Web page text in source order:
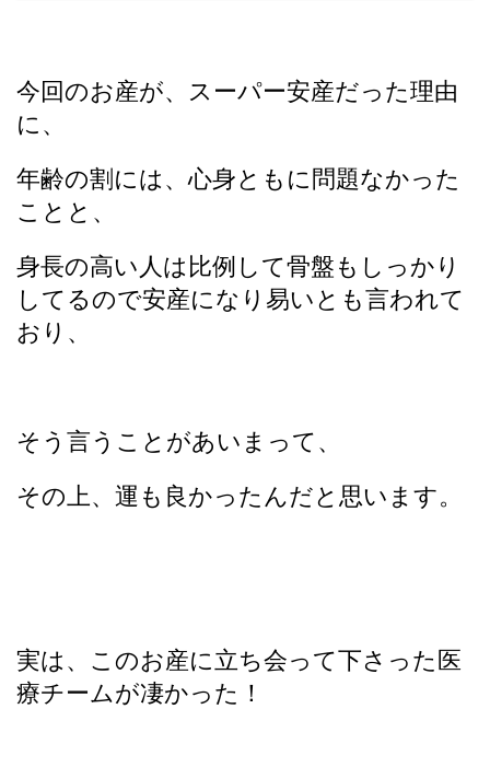
今回のお産が、スーパー安産だった理由
に、
年齢の割には、心身ともに問題なかった
ことと、
身長の高い人は比例して骨盤もしっかり
してるので安産になり易いとも言われて
おり、
そう言うことがあいまって、
その上、運も良かったんだと思います。
実は、このお産に立ち会って下さった医
療チームが凄かった！